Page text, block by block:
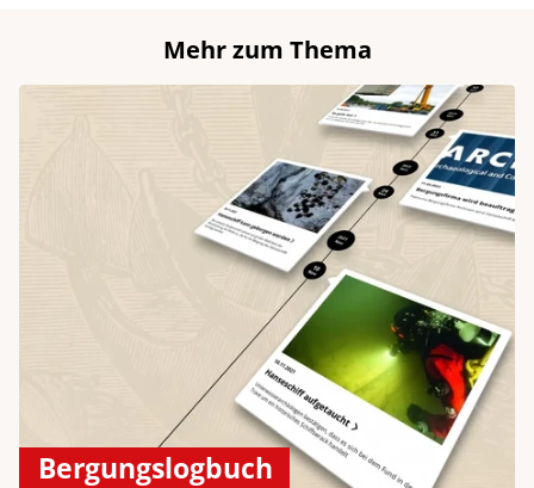
Mehr zum Thema
Bergungslogbuch